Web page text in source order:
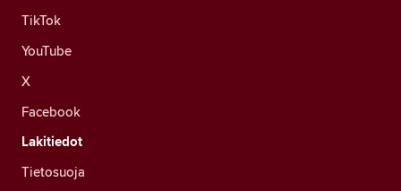
TikTok
YouTube
X
Facebook
Lakitiedot
Tietosuoja